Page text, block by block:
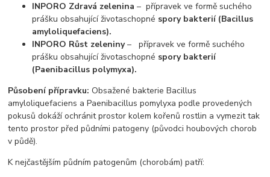
INPORO Zdravá zelenina – přípravek ve formě suchého
prášku obsahující životaschopné spory bakterií (Bacillus
amyloliquefaciens).
INPORO Růst zeleniny– přípravek ve formě suchého
prášku obsahující životaschopné spory bakterií
(Paenibacillus polymyxa).
Působení přípravku:Obsažené bakterie Bacillus
amyloliquefaciens a Paenibacillus pomylyxa podle provedených
pokusů dokáží ochránit prostor kolem kořenů rostlin a vymezit tak
tento prostor před půdními patogeny (původci houbových chorob
v půdě).
K nejčastějším půdním patogenům (chorobám) patří: